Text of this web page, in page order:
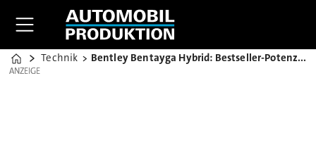
Home
Technik Bentley Bentayga Hybrid: Bestseller-Potenzial in Kalifornien
ANZEIGE
ANZEIGE